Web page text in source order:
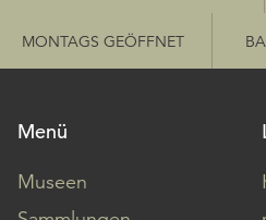
MONTAGS GEÖFFNET
Menü
Museen